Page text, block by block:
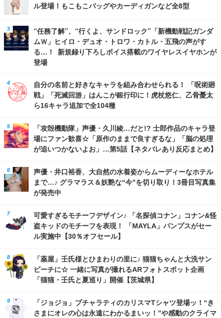
ル登場！もこもこバッグやカーディガンなど全8型
“任務了解”、“行くよ、サンドロック”「新機動戦記ガンダ
ムＷ」ヒイロ・デュオ・トロワ・カトル・五飛の声がす
る…！ 新規録り下ろしボイス搭載のワイヤレスイヤホンが
登場
自分の名前と好きなキャラを組み合わせられる！ 「呪術廻
戦」「死滅回游」はんこが銀行印に！虎杖悠仁、乙骨憂太
ら16キャラ追加で全104種
「攻殻機動隊」声優・久川綾…だと!? 士郎作品のキャラ登
場にファン歓喜☆「原作のままで良すぎるな」「脳の処理
が追いつかないよお」…第5話【ネタバレあり反応まとめ】
声優・井口裕香、大自然の水着姿からムーディーなホテル
まで…♪ グラマラス＆妖艶な“今”を切り取り！3冊目写真集
が発売中
可愛すぎるモチーフデザイン♪ 「名探偵コナン」コナン&怪
盗キッドのモチーフを表現！ 「MAYLA」パンプスがセー
ル実施中【30％オフセール】
「薬屋」壬氏様とひまわりの里に♪ 猫猫ちゃんと大洗サン
ビーチに☆ 一緒に写真が撮れるARフォトスポット企画
「猫猫・壬氏と夏巡り」開催【茨城県】
「ジョジョ」ブチャラティのカリスマTシャツ登場ッ！“き
さまにオレの心は永遠にわかるまいッ！”や感動のクライマ